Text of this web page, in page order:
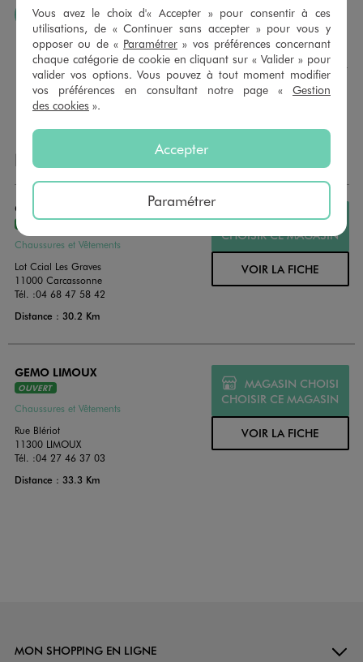
J’AIME FAIRE PLAISIR
Nous vous proposons des cartes cadeaux GÉMO d’un
montant au choix entre 10€ et 150€. Les cartes cadeau
GÉMO sont valables 1 an, utilisables en plusieurs fois, pour
payer vos achats en magasin. Offrez vos cartes cadeau
dans de jolies enveloppes pour toutes les occasions.
NOS AUTRES MAGASINS
GEMO CARCASSONNE - SALVAZA
OUVERT
Chaussures et Vêtements
Lot Ccial Les Graves
11000 Carcassonne
Tél. :04 68 47 58 42
Distance : 30.2 Km
MAGASIN CHOISI
CHOISIR CE MAGASIN
VOIR LA FICHE
GEMO LIMOUX
OUVERT
Chaussures et Vêtements
Rue Blériot
11300 LIMOUX
Tél. :04 27 46 37 03
Distance : 33.3 Km
MAGASIN CHOISI
CHOISIR CE MAGASIN
VOIR LA FICHE
MON SHOPPING EN LIGNE
Vous avez le choix d'« Accepter » pour consentir à ces
utilisations, de « Continuer sans accepter » pour vous y
opposer ou de « Paramétrer » vos préférences concernant
chaque catégorie de cookie en cliquant sur « Valider » pour
valider vos options. Vous pouvez à tout moment modifier
vos préférences en consultant notre page « Gestion
des cookies ».
Accepter
Paramétrer